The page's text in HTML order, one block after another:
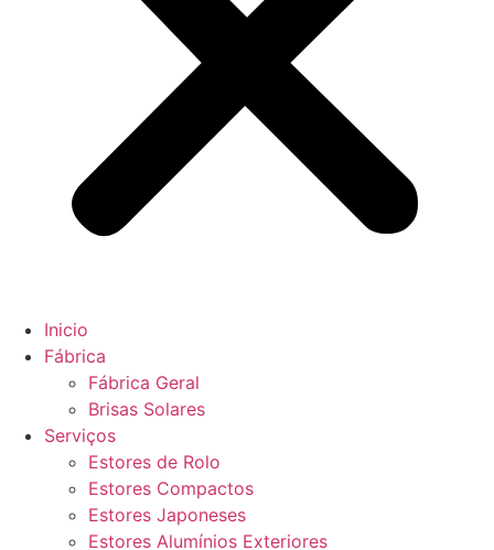
Inicio
Fábrica
Fábrica Geral
Brisas Solares
Serviços
Estores de Rolo
Estores Compactos
Estores Japoneses
Estores Alumínios Exteriores